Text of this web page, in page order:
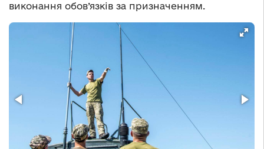
виконання обов’язків за призначенням.